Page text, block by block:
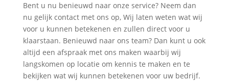
Bent u nu benieuwd naar onze service? Neem dan
nu gelijk contact met ons op, Wij laten weten wat wij
voor u kunnen betekenen en zullen direct voor u
klaarstaan. Benieuwd naar ons team? Dan kunt u ook
altijd een afspraak met ons maken waarbij wij
langskomen op locatie om kennis te maken en te
bekijken wat wij kunnen betekenen voor uw bedrijf.